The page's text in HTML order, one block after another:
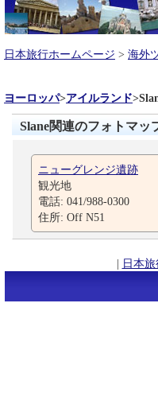
日本旅行ホームページ > 海外
ヨーロッパ>アイルランド>
Slane関連のフォトマッ
ニューグレンジ遺跡
観光地
電話: 041/988-0300
住所: Off N51
| 日本